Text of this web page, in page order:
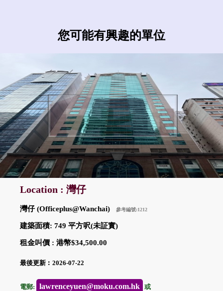
您可能有興趣的單位
Location : 灣仔
灣仔 (Officeplus@Wanchai) 參考編號:1212
建築面積: 749 平方呎(未証實)
租金叫價 : 港幣$34,500.00
最後更新︰2026-07-22
電郵: lawrenceyuen@moku.com.hk 或